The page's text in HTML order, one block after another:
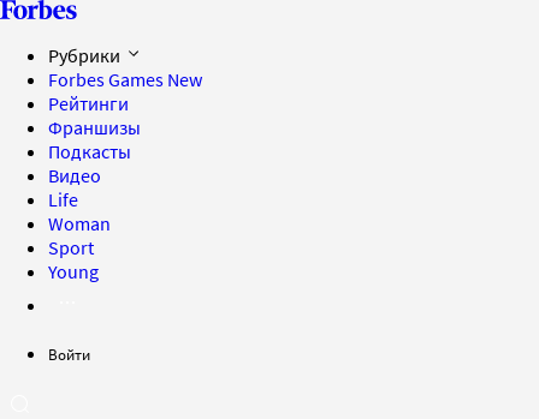
Рубрики
Forbes Games New
Рейтинги
Франшизы
Подкасты
Видео
Life
Woman
Sport
Young
Войти